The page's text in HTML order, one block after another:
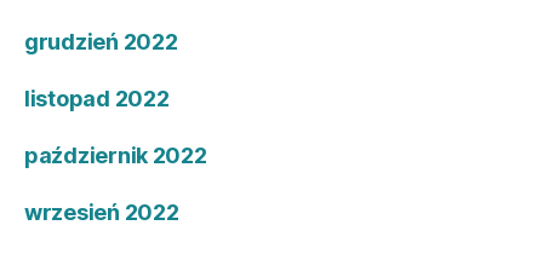
grudzień 2022
listopad 2022
październik 2022
wrzesień 2022